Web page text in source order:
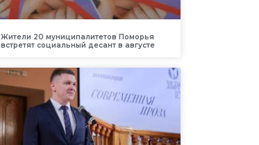
Жители 20 муниципалитетов Поморья
встретят социальный десант в августе